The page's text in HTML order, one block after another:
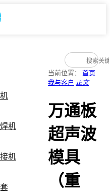
机
机
当前位置： 首页
我与客户 正文
万通板
超声波
模具
（重